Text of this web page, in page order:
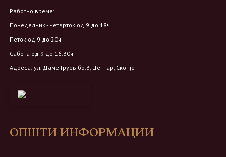
Работно време:
Понеделник - Четврток од 9 до 18ч
Петок од 9 до 20ч
Сабота од 9 до 16:30ч
Адреса: ул. Даме Груев бр.3, Центар, Скопје
ОПШТИ ИНФОРМАЦИИ